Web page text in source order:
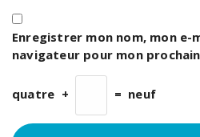
Enregistrer mon nom, mon e-
navigateur pour mon
quatre + = neuf